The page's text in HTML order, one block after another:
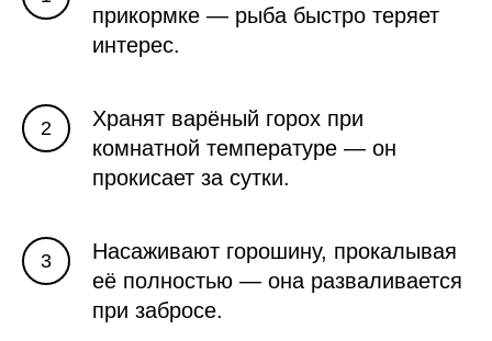
прикормке — рыба быстро теряет
интерес.
Хранят варёный горох при
комнатной температуре — он
прокисает за сутки.
Насаживают горошину, прокалывая
её полностью — она разваливается
при забросе.